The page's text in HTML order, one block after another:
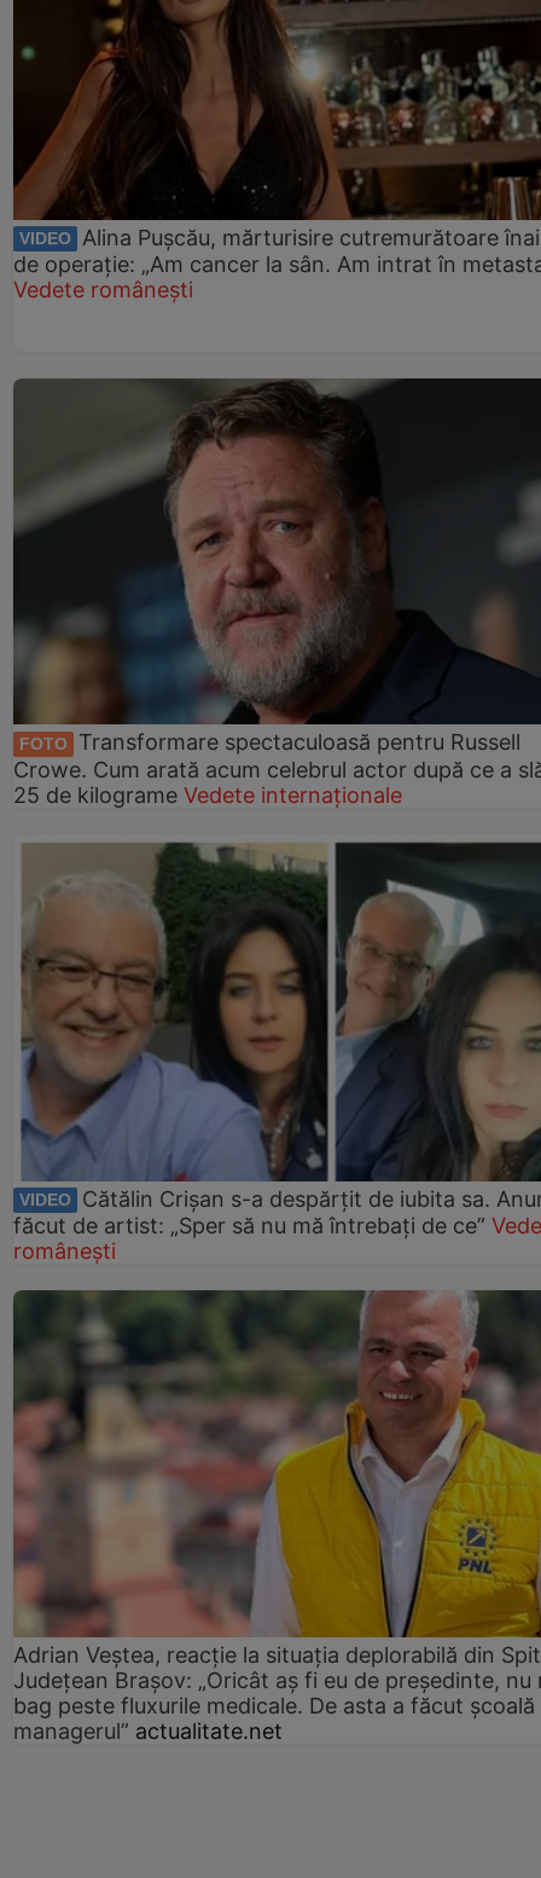
VIDEO
Alina Pușcău, mărturisire cutremurătoare
de operație: „Am cancer la sân. Am intrat în
Vedete românești
FOTO
Transformare spectaculoasă pentru Russell
Crowe. Cum arată acum celebrul actor după ce a
25 de kilograme Vedete internaționale
VIDEO
Cătălin Crișan s-a despărțit de iubita sa.
făcut de artist: „Sper să nu mă întrebați de ce”
românești
Adrian Veștea, reacție la situația deplorabilă din
Județean Brașov: „Oricât aș fi eu de președinte, nu
bag peste fluxurile medicale. De asta a făcut școală
managerul” actualitate.net